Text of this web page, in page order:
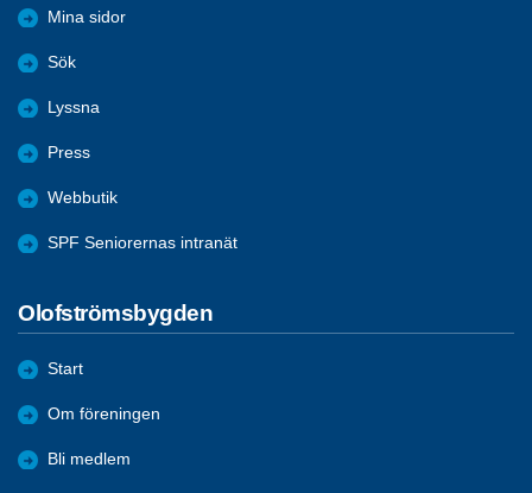
Mina sidor
Sök
Lyssna
Press
Webbutik
SPF Seniorernas intranät
Olofströmsbygden
Start
Om föreningen
Bli medlem